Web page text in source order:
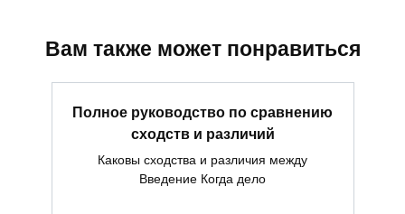
Вам также может понравиться
Полное руководство по сравнению
сходств и различий
Каковы сходства и различия между
Введение Когда дело